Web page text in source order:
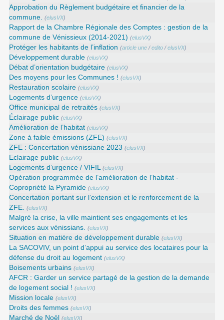
Approbation du Règlement budgétaire et financier de la
commune. (elusVX)
Rapport de la Chambre Régionale des Comptes : gestion de la
commune de Vénissieux (2014-2021) (elusVX)
Protéger les habitants de l’inflation (article une /edito /elusVX)
Développement durable (elusVX)
Débat d’orientation budgétaire (elusVX)
Des moyens pour les Communes ! (elusVX)
Restauration scolaire (elusVX)
Logements d’urgence (elusVX)
Office municipal de retraités (elusVX)
Éclairage public (elusVX)
Amélioration de l’habitat (elusVX)
Zone à faible émissions (ZFE) (elusVX)
ZFE : Concertation vénissiane 2023 (elusVX)
Eclairage public (elusVX)
Logements d’urgence / VIFIL (elusVX)
Opération programmée de l’amélioration de l’habitat -
Copropriété la Pyramide (elusVX)
Concertation portant sur l’extension et le renforcement de la
ZFE. (elusVX)
Malgré la crise, la ville maintient ses engagements et les
services aux vénissians. (elusVX)
Situation en matière de développement durable (elusVX)
La SACOVIV, un point d’appui au service des locataires pour la
défense du droit au logement (elusVX)
Boisements urbains (elusVX)
AFCR : Garder un service partagé de la gestion de la demande
de logement social ! (elusVX)
Mission locale (elusVX)
Droits des femmes (elusVX)
Marché de Noël (elusVX)